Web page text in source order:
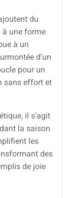
du
à une forme
à un
d'un
pour un
sans effort et
il s'agit
la saison
les
des
de joie